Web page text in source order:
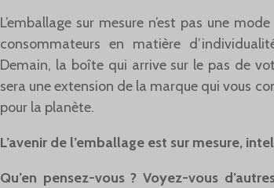
L’emballage sur mesure n’est pas une
consommateurs en matière
Demain, la boîte qui arrive sur le pas de
sera une extension de la marque qui vous
pour la planète.
L’avenir de l’emballage est sur mesure,
Qu’en pensez-vous ? Voyez-vous